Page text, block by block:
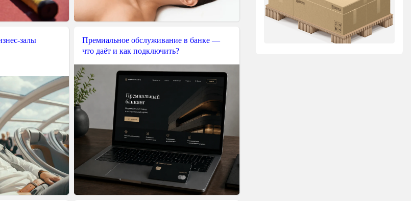
false, $login = false
))
is not compiled with cURL', E_USER_ERROR)
);
залы
Премиальное обслуживание в банке —
что даёт и как подключить?